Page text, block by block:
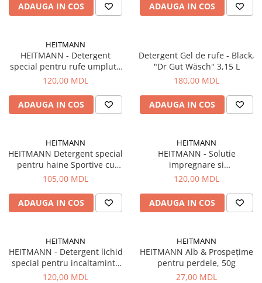
Accesorii pentru barci
Camping pescuit
Accesorii
Aragazuri, incalzitoare
Corturi, Pavilioane
Frigidere
Paturi
Saci de dormit, saltele, perne
Scaune
Umbrele
Imbracaminte, incaltaminte
Imbracaminte
Incaltaminte
ADAUGA IN COS ADAUGA IN COS
HEITMANN
HEITMANN - Detergent
special pentru rufe umplute
cu puf și pene, 250 ml
120,00 MDL
ADAUGA IN COS
Detergent Gel de rufe - Black,
"Dr Gut Wäsch" 3,15 L
180,00 MDL
ADAUGA IN COS
HEITMANN
HEITMANN Detergent special
pentru haine Sportive cu
membrana si turistice, 250 ml
105,00 MDL
ADAUGA IN COS
HEITMANN
HEITMANN - Solutie
impregnare si
impermeabilizare rufe sport,
120,00 MDL
ADAUGA IN COS
HEITMANN
HEITMANN - Detergent lichid
special pentru incaltaminte
sport, 250 ml
120,00 MDL
HEITMANN
HEITMANN Alb & Prospețime
pentru perdele, 50g
27,00 MDL